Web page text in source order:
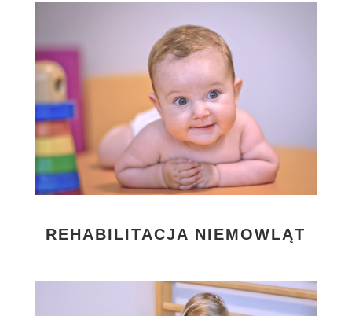
REHABILITACJA NIEMOWLĄT